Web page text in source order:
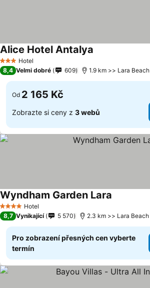
3 Počet hvězdiček
Hotel
Alice Hotel Antalya
8,4 Velmi dobré 609 1.9 km >> Lara Beach
Od 2 165 Kč
Zobrazte si ceny z 3 webů
4 Počet hvězdiček
Hotel
Wyndham Garden Lara
8,7 Vynikající 5 570 2.3 km >> Lara Beach
Pro zobrazení přesných cen vyberte
termín